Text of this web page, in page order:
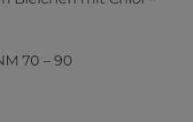
70 – 90